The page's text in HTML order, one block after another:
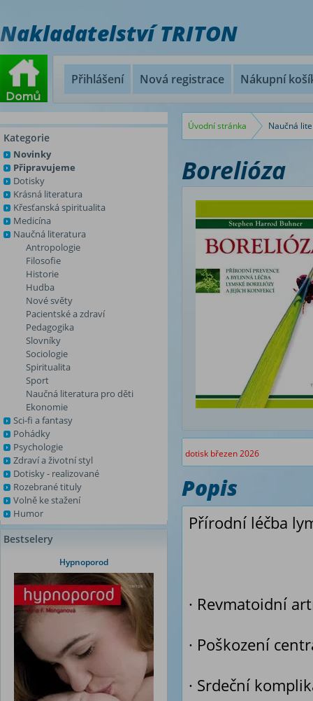
Nakladatelství TRITON
Přihlášení Nová registrace Nákupní
Kategorie
Novinky
Připravujeme
Dotisky
Krásná literatura
Křesťanská spiritualita
Medicína
Naučná literatura
Antropologie
Filosofie
Historie
Hudba
Nové světy
Pacientské a zdraví
Pedagogika
Slovníky
Sociologie
Spiritualita
Sport
Naučná literatura pro děti
Ekonomie
Sci-fi a fantasy
Pohádky
Psychologie
Zdraví a životní styl
Dotisky - realizované
Rozebrané tituly
Volně ke stažení
Humor
Bestselery
Hypnoporod
Úvodní stránka Naučná
Borelióza
dotisk březen 2026
Popis
Přírodní léčba
· Revmatoidní
· Poškození
· Srdeční